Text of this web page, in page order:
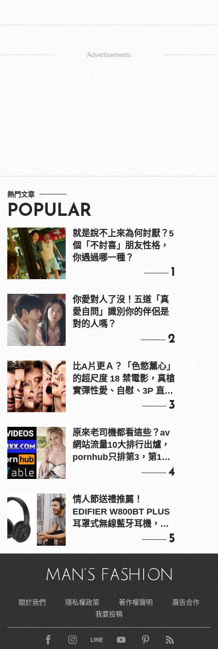
Advertisements
熱門文章
POPULAR
就是說不上來為何討厭？5
個「不討喜」朋友性格，
你遇過哪一種？
1
你愛對人了沒！五道「真
愛自問」識別你的伴侶是
對的人嗎？
2
比A片更Ａ？「色慾薰心」
的超尺度 18 禁電影，真槍
實彈性愛、自慰、3P 直接
3
原來老司機都看這些？av
網站流量10大排行出爐，
pornhub只排第3，第1名
4
情人節送禮推薦！
EDIFIER W800BT PLUS
耳罩式無線藍牙耳機，在
5
關於我們 隱私權政策 著作權聲明
廣告合作
我要投稿